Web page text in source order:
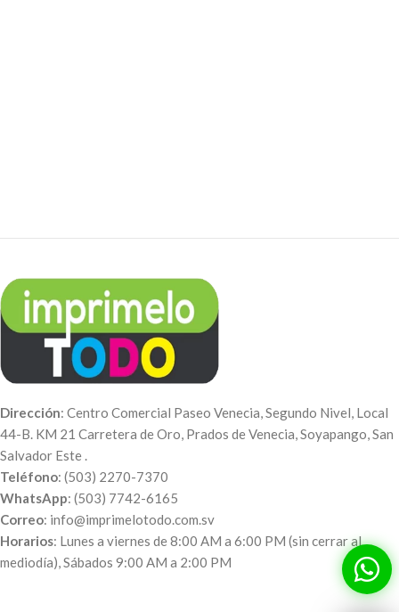
Dirección: Centro Comercial Paseo Venecia, Segundo Nivel, Local
44-B. KM 21 Carretera de Oro, Prados de Venecia, Soyapango, San
Salvador Este .
Teléfono: (503) 2270-7370
WhatsApp: (503) 7742-6165
Correo: info@imprimelotodo.com.sv
Horarios: Lunes a viernes de 8:00 AM a 6:00 PM (sin cerrar al
mediodía), Sábados 9:00 AM a 2:00 PM